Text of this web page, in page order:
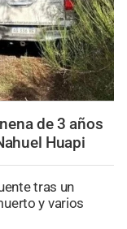
de 3 años
Huapi
tras un
y varios